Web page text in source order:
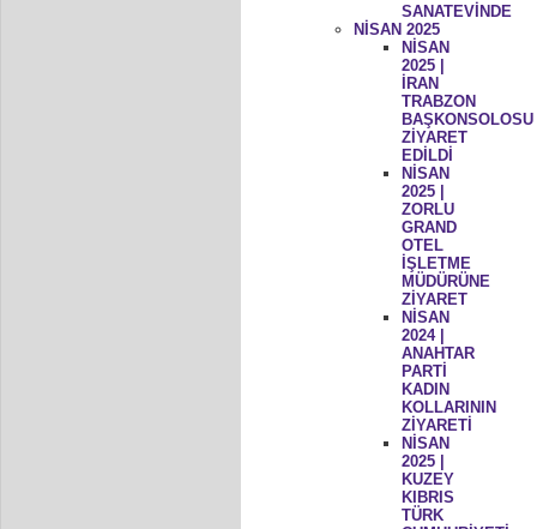
SANATEVİNDE
NİSAN 2025
NİSAN
2025 |
İRAN
TRABZON
BAŞKONSOLOSU
ZİYARET
EDİLDİ
NİSAN
2025 |
ZORLU
GRAND
OTEL
İŞLETME
MÜDÜRÜNE
ZİYARET
NİSAN
2024 |
ANAHTAR
PARTİ
KADIN
KOLLARININ
ZİYARETİ
NİSAN
2025 |
KUZEY
KIBRIS
TÜRK